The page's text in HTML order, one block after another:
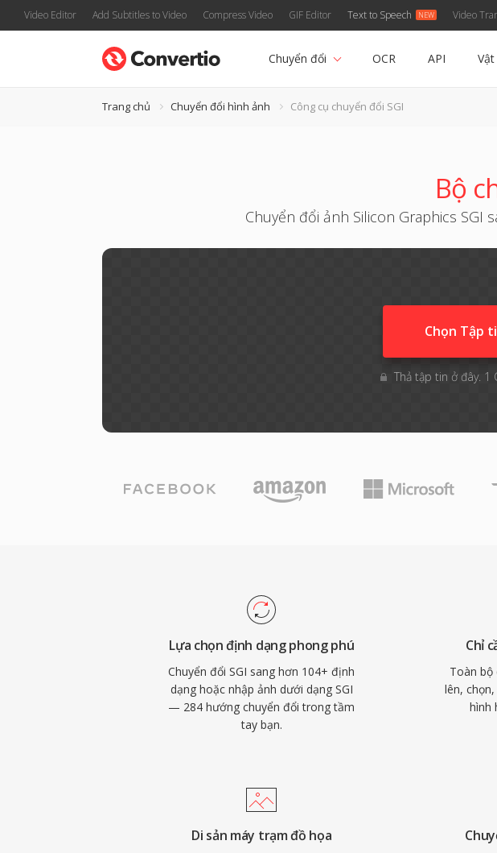
Video Editor Add Subtitles to Video Compress Video GIF Editor Text to Speech Video
Chuyển đổi OCR API
Trang chủ Chuyển đổi hình ảnh Công cụ chuyển đổi SGI
Bộ
Chuyển đổi ảnh Silicon Graphics SGI
Chọn Tập
Thả tập tin ở đây. 1
Lựa chọn định dạng phong phú
Chuyển đổi SGI sang hơn 104+ định
dạng hoặc nhập ảnh dưới dạng SGI
— 284 hướng chuyển đổi trong tầm
tay bạn.
Chỉ
Toàn bộ
lên,
hình
Di sản máy trạm đồ họa